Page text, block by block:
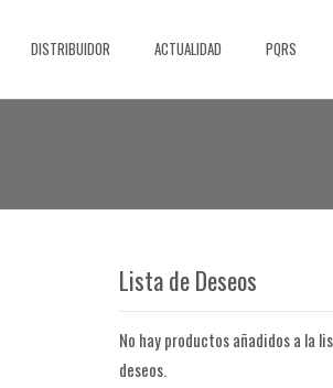
DISTRIBUIDOR ACTUALIDAD PQRS
Lista de Deseos
No hay productos añadidos a la
deseos.